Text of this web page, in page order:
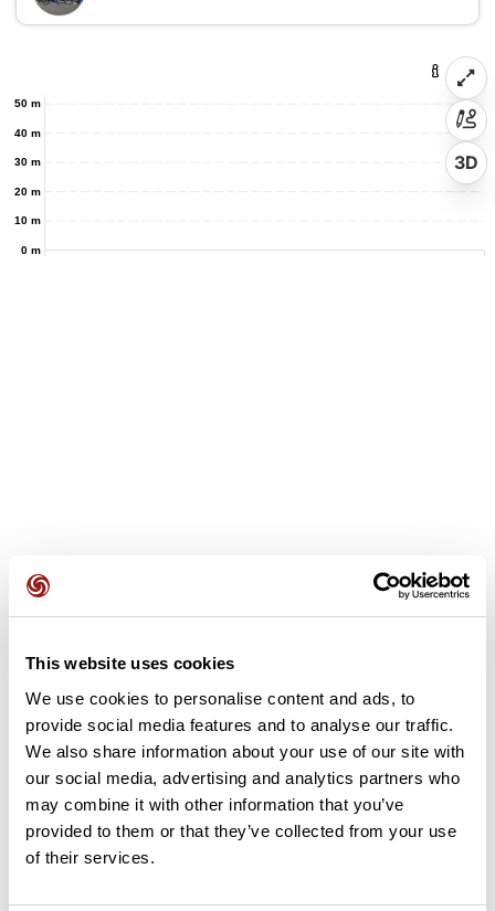
This website uses cookies
We use cookies to personalise content and ads, to
provide social media features and to analyse our traffic.
We also share information about your use of our site with
our social media, advertising and analytics partners who
may combine it with other information that you’ve
provided to them or that they’ve collected from your use
of their services.
0 m
10 m
20 m
30 m
40 m
50 m
3D
Ajouter un avis
Découvrez ce parcours de vélo de 59,4 km à proximité de